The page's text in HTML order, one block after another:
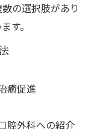
の選択肢があり
す。
癒促進
腔外科への紹介